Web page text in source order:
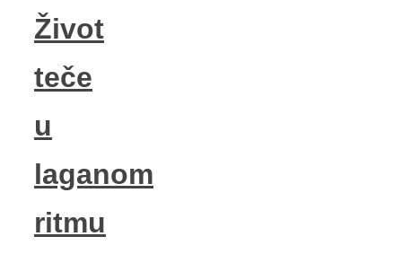
Život
teče
u
laganom
ritmu